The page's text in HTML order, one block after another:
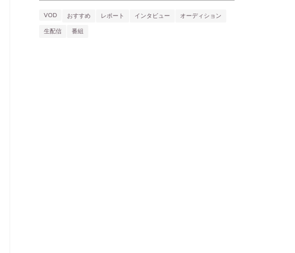
VOD おすすめ レポート インタビュー オーディション
生配信 番組